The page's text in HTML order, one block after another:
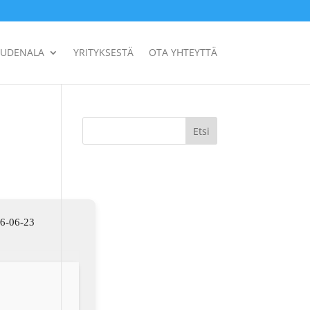
YRITYKSESTÄ OTA YHTEYTTÄ
06-23
Etsi